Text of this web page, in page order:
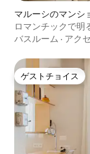
マルーシのマンシ
ロマンチックで明
バスルーム · アク
ゲストチョイス
ゲストチョイス